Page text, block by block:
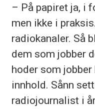
– På papiret ja, i
men ikke i
radiokanaler. Så
dem som jobber
hoder som
innhold. Sånn
radiojournalist i